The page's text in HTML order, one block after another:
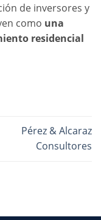
de inversores y
como una
residencial
Pérez & Alcaraz
Consultores